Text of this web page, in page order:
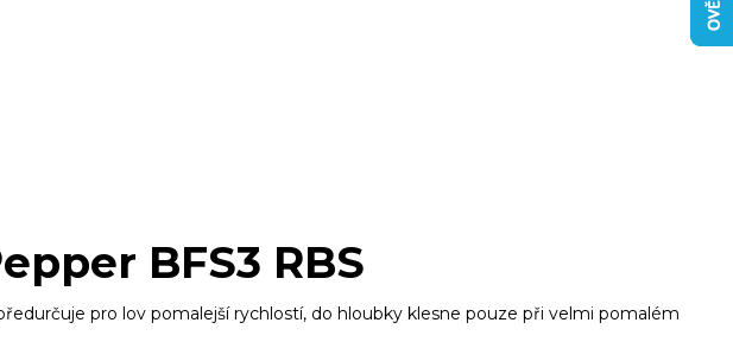
BFS3 RBS
pro lov pomalejší rychlostí, do hloubky klesne pouze při velmi pomalém